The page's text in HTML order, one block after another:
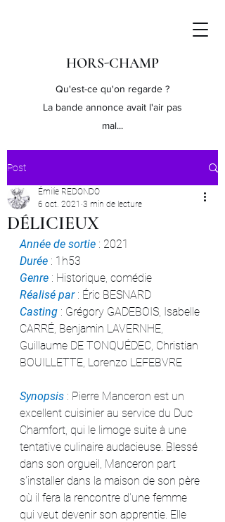
HORS-CHAMP
Qu'est-ce qu'on regarde ?
La bande annonce avait l'air pas
mal...
Post
DÉLICIEUX
Émilie REDONDO
6 oct. 2021 3 min de lecture
Année de sortie : 2021
Durée : 1h53
Genre : Historique, comédie
Réalisé par : Éric BESNARD
Casting : Grégory GADEBOIS, Isabelle
CARRÉ, Benjamin LAVERNHE,
Guillaume DE TONQUÉDEC, Christian
BOUILLETTE, Lorenzo LEFEBVRE
Synopsis : Pierre Manceron est un
excellent cuisinier au service du Duc
Chamfort, qui le limoge suite à une
tentative culinaire audacieuse. Blessé
dans son orgueil, Manceron part
s'installer dans la maison de son père
où il fera la rencontre d'une femme
qui veut devenir son apprentie. Elle